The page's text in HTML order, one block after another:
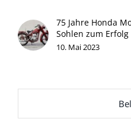
75 Jahre Honda
Sohlen zum Erfolg
10. Mai 2023